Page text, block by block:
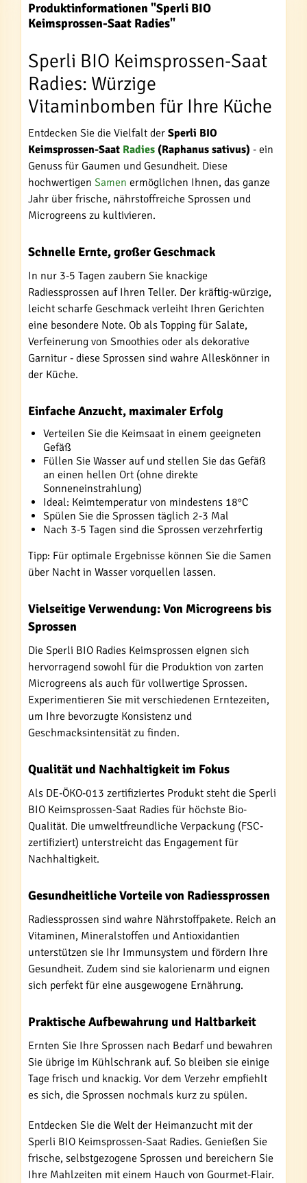
Produktinformationen "Sperli BIO
Keimsprossen-Saat Radies"
Sperli BIO Keimsprossen-Saat
Radies: Würzige
Vitaminbomben für Ihre Küche
Entdecken Sie die Vielfalt der Sperli BIO
Keimsprossen-Saat Radies (Raphanus sativus) - ein
Genuss für Gaumen und Gesundheit. Diese
hochwertigen Samen ermöglichen Ihnen, das ganze
Jahr über frische, nährstoffreiche Sprossen und
Microgreens zu kultivieren.
Schnelle Ernte, großer Geschmack
In nur 3-5 Tagen zaubern Sie knackige
Radiessprossen auf Ihren Teller. Der kräftig-würzige,
leicht scharfe Geschmack verleiht Ihren Gerichten
eine besondere Note. Ob als Topping für Salate,
Verfeinerung von Smoothies oder als dekorative
Garnitur - diese Sprossen sind wahre Alleskönner in
der Küche.
Einfache Anzucht, maximaler Erfolg
Verteilen Sie die Keimsaat in einem geeigneten
Gefäß
Füllen Sie Wasser auf und stellen Sie das Gefäß
an einen hellen Ort (ohne direkte
Sonneneinstrahlung)
Ideal: Keimtemperatur von mindestens 18°C
Spülen Sie die Sprossen täglich 2-3 Mal
Nach 3-5 Tagen sind die Sprossen verzehrfertig
Tipp: Für optimale Ergebnisse können Sie die Samen
über Nacht in Wasser vorquellen lassen.
Vielseitige Verwendung: Von Microgreens bis
Sprossen
Die Sperli BIO Radies Keimsprossen eignen sich
hervorragend sowohl für die Produktion von zarten
Microgreens als auch für vollwertige Sprossen.
Experimentieren Sie mit verschiedenen Erntezeiten,
um Ihre bevorzugte Konsistenz und
Geschmacksintensität zu finden.
Qualität und Nachhaltigkeit im Fokus
Als DE-ÖKO-013 zertifiziertes Produkt steht die Sperli
BIO Keimsprossen-Saat Radies für höchste Bio-
Qualität. Die umweltfreundliche Verpackung (FSC-
zertifiziert) unterstreicht das Engagement für
Nachhaltigkeit.
Gesundheitliche Vorteile von Radiessprossen
Radiessprossen sind wahre Nährstoffpakete. Reich an
Vitaminen, Mineralstoffen und Antioxidantien
unterstützen sie Ihr Immunsystem und fördern Ihre
Gesundheit. Zudem sind sie kalorienarm und eignen
sich perfekt für eine ausgewogene Ernährung.
Praktische Aufbewahrung und Haltbarkeit
Ernten Sie Ihre Sprossen nach Bedarf und bewahren
Sie übrige im Kühlschrank auf. So bleiben sie einige
Tage frisch und knackig. Vor dem Verzehr empfiehlt
es sich, die Sprossen nochmals kurz zu spülen.
Entdecken Sie die Welt der Heimanzucht mit der
Sperli BIO Keimsprossen-Saat Radies. Genießen Sie
frische, selbstgezogene Sprossen und bereichern Sie
Ihre Mahlzeiten mit einem Hauch von Gourmet-Flair.